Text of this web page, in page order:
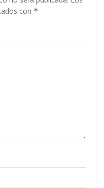
con *